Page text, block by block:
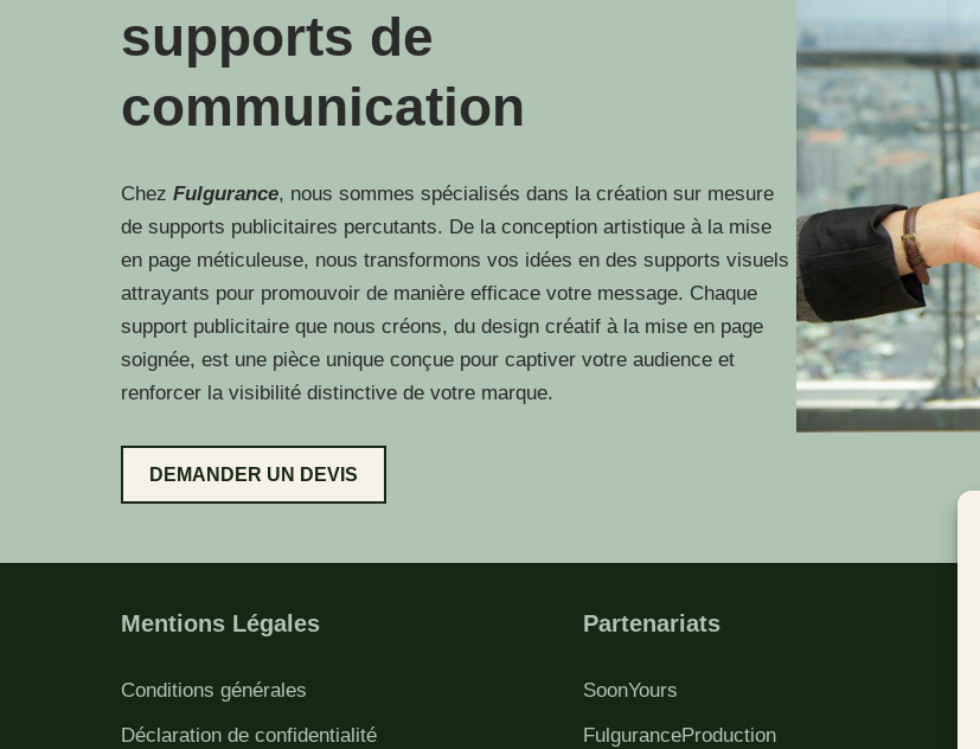
supports de
communication
Chez Fulgurance, nous sommes spécialisés dans la création sur mesure
de supports publicitaires percutants. De la conception artistique à la mise
en page méticuleuse, nous transformons vos idées en des supports visuels
attrayants pour promouvoir de manière efficace votre message. Chaque
support publicitaire que nous créons, du design créatif à la mise en page
soignée, est une pièce unique conçue pour captiver votre audience et
renforcer la visibilité distinctive de votre marque.
DEMANDER UN DEVIS
Mentions Légales
Conditions générales
Déclaration de confidentialité
Partenariats
SoonYours
FulguranceProduction